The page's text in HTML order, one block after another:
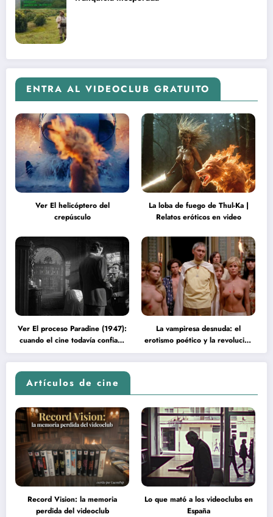
ENTRA AL VIDEOCLUB GRATUITO
Ver El helicóptero del
crepúsculo
La loba de fuego de Thul-Ka |
Relatos eróticos en video
Ver El proceso Paradine (1947):
cuando el cine todavía confiaba
en la inteligencia del espectador
La vampiresa desnuda: el
erotismo poético y la revolución
psicodélica de Jean Rollin
Artículos de cine
Record Vision: la memoria
perdida del videoclub
Lo que mató a los videoclubs en
España